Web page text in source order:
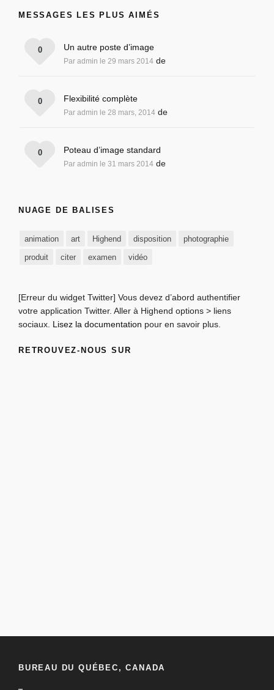
MESSAGES LES PLUS AIMÉS
Un autre poste d’image
Par admin le 29 mars 2014 de
0
Flexibilité complète
Par admin le 28 mars, 2014 de
0
Poteau d’image standard
Par admin le 31 mars 2014 de
0
NUAGE DE BALISES
animation art Highend disposition
photographie
produit
citer examen vidéo
[Erreur du widget Twitter] Vous devez d’abord authentifier
votre application Twitter. Aller à Highend options > liens
sociaux. Lisez la documentation pour en savoir plus.
RETROUVEZ-NOUS SUR
BUREAU DU QUÉBEC, CANADA